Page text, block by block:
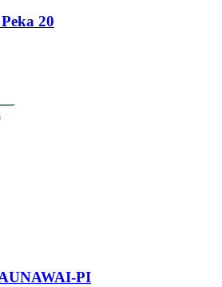
20
PI